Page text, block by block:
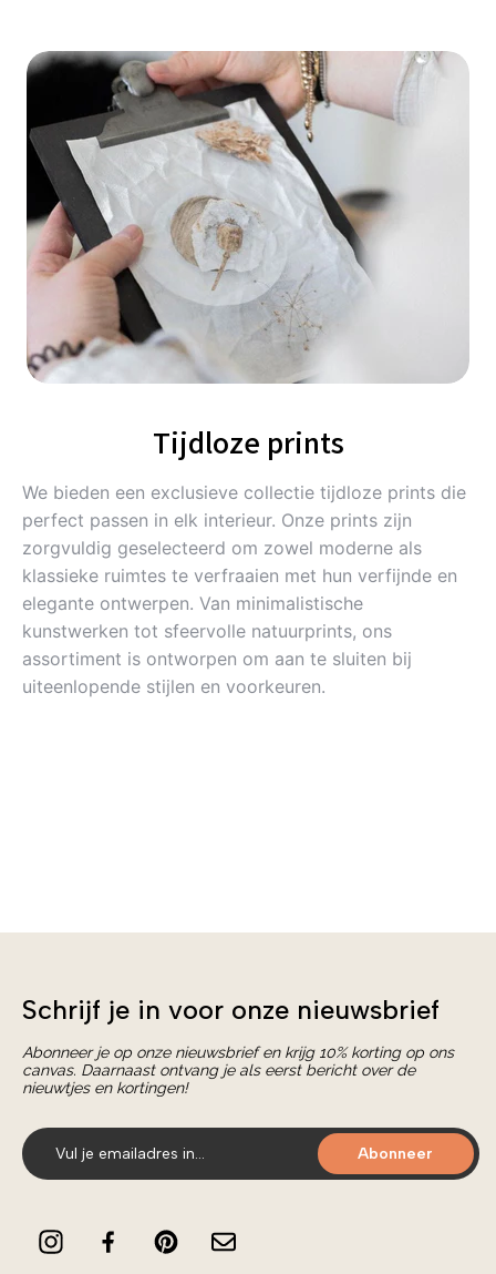
Tijdloze prints
We bieden een exclusieve collectie tijdloze prints die
perfect passen in elk interieur. Onze prints zijn
zorgvuldig geselecteerd om zowel moderne als
klassieke ruimtes te verfraaien met hun verfijnde en
elegante ontwerpen. Van minimalistische
kunstwerken tot sfeervolle natuurprints, ons
assortiment is ontworpen om aan te sluiten bij
uiteenlopende stijlen en voorkeuren.
Schrijf je in voor onze nieuwsbrief
Abonneer je op onze nieuwsbrief en krijg 10% korting op ons
canvas. Daarnaast ontvang je als eerst bericht over de
nieuwtjes en kortingen!
Abonneer